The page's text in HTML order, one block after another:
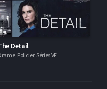
Detail
Policier, Séries VF